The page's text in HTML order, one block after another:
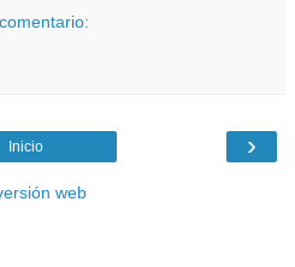
›
Inicio
web